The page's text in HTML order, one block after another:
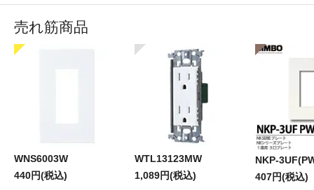
売れ筋商品
WNS6003W
440円(税込)
WTL13123MW
1,089円(税込)
NKP-
407円(税込)